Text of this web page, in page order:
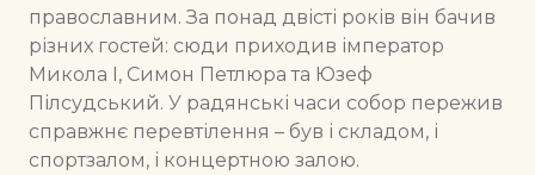
православним. За понад двісті років він бачив
різних гостей: сюди приходив імператор
Микола I, Симон Петлюра та Юзеф
Пілсудський. У радянські часи собор пережив
справжнє перевтілення – був і складом, і
спортзалом, і концертною залою.